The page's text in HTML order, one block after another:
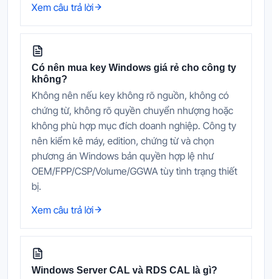
Xem câu trả lời
Có nên mua key Windows giá rẻ cho công ty
không?
Không nên nếu key không rõ nguồn, không có
chứng từ, không rõ quyền chuyển nhượng hoặc
không phù hợp mục đích doanh nghiệp. Công ty
nên kiểm kê máy, edition, chứng từ và chọn
phương án Windows bản quyền hợp lệ như
OEM/FPP/CSP/Volume/GGWA tùy tình trạng thiết
bị.
Xem câu trả lời
Windows Server CAL và RDS CAL là gì?